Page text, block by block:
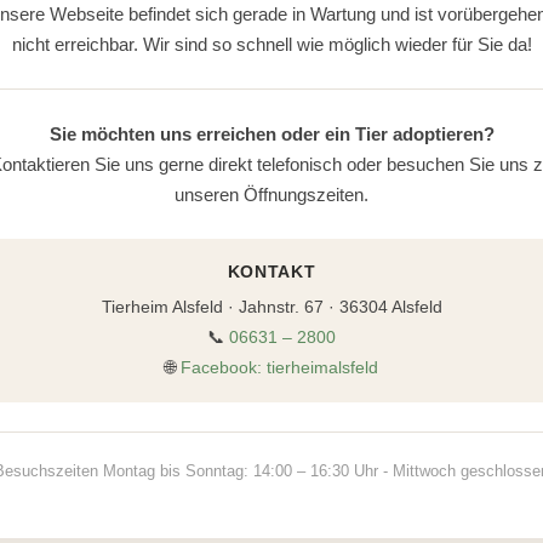
Webseite befindet sich gerade in Wartung und ist
nicht erreichbar. Wir sind so schnell wie möglich wieder für Sie da!
Sie möchten uns erreichen oder ein Tier adoptieren?
Sie uns gerne direkt telefonisch oder besuchen Sie uns
unseren Öffnungszeiten.
KONTAKT
Tierheim Alsfeld · Jahnstr. 67 · 36304 Alsfeld
📞 06631 – 2800
🌐 Facebook: tierheimalsfeld
Montag bis Sonntag: 14:00 – 16:30 Uhr - Mittwoch